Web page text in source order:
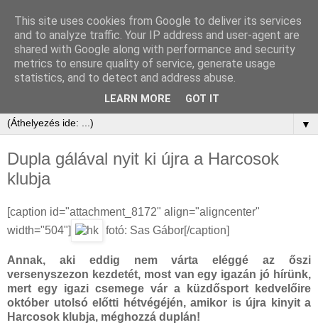
▼
Dupla gálával nyit ki újra a Harcosok
klubja
[caption id="attachment_8172" align="aligncenter"
width="504"]
fotó: Sas Gábor[/caption]
Annak, aki eddig nem várta eléggé az őszi
versenyszezon kezdetét, most van egy igazán jó hírünk,
mert egy igazi csemege vár a küzdősport kedvelőire
október utolsó előtti hétvégéjén, amikor is újra kinyit a
Harcosok klubja, méghozzá duplán!
This site uses cookies from Google to deliver its services
and to analyze traffic. Your IP address and user-agent are
shared with Google along with performance and security
metrics to ensure quality of service, generate usage
statistics, and to detect and address abuse.
LEARN MORE GOT IT